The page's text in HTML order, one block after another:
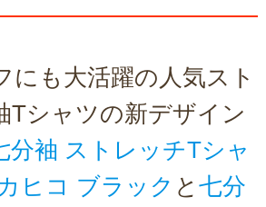
にも大活躍の人気スト
Tシャツの新デザイン
分袖 ストレッチTシャ
ヒコ ブラック と 七分